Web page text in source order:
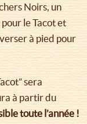
Noirs, un
le Tacot et
à pied pour
sera
à partir du
toute l’année !